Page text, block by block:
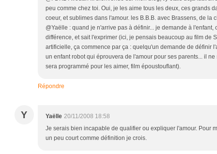
peu comme chez toi. Oui, je les aime tous les deux, ces grands
coeur, et sublimes dans l'amour. les B.B.B. avec Brassens, de la
@Yaëlle : quand je n'arrive pas à définir... je demande à l'enfant,
différence, et sait l'exprimer (ici, je pensais beaucoup au film de
artificielle, ça commence par ça : quelqu'un demande de définir
un enfant robot qui éprouvera de l'amour pour ses parents... il
sera programmé pour les aimer, film époustouflant).
Répondre
Y Yaëlle 20/11/2008 18:58
Je serais bien incapable de qualifier ou expliquer l'amour. Pour
un peu court comme définition je crois.